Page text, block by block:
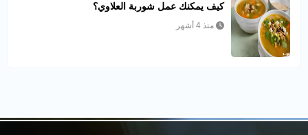
كيف يمكنك عمل شوربة العلاوي؟
منذ 4 أشهر